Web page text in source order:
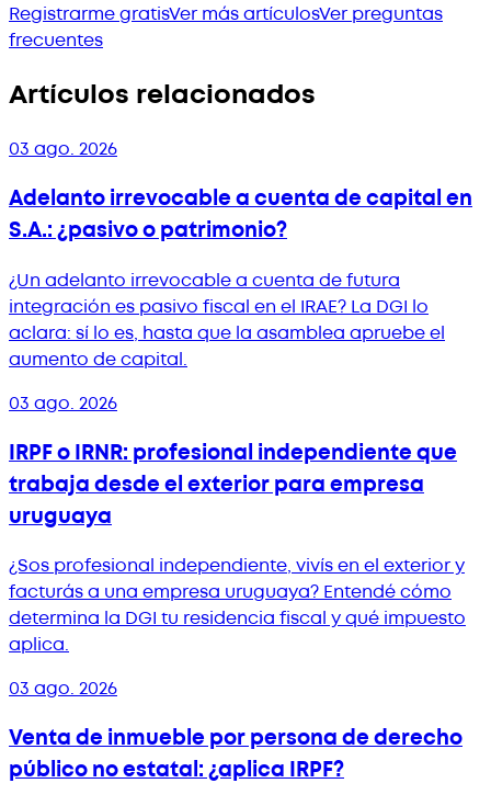
Registrarme gratisVer más artículosVer preguntas
frecuentes
Artículos relacionados
03 ago. 2026
Adelanto irrevocable a cuenta de capital en
S.A.: ¿pasivo o patrimonio?
¿Un adelanto irrevocable a cuenta de futura
integración es pasivo fiscal en el IRAE? La DGI lo
aclara: sí lo es, hasta que la asamblea apruebe el
aumento de capital.
03 ago. 2026
IRPF o IRNR: profesional independiente que
trabaja desde el exterior para empresa
uruguaya
¿Sos profesional independiente, vivís en el exterior y
facturás a una empresa uruguaya? Entendé cómo
determina la DGI tu residencia fiscal y qué impuesto
aplica.
03 ago. 2026
Venta de inmueble por persona de derecho
público no estatal: ¿aplica IRPF?